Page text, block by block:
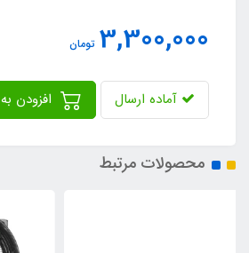
3,300,000 تومان
آماده ارسال
محصولات مرتبط